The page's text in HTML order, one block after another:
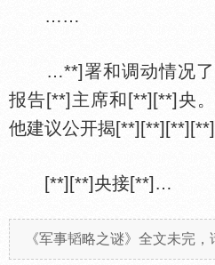
……
…**]署和调动情况了
报告[**]主席和[**][**]央
他建议公开揭[**][**][**][**]
[**][**]央接[**]…
《军事韬略之谜》全文未完